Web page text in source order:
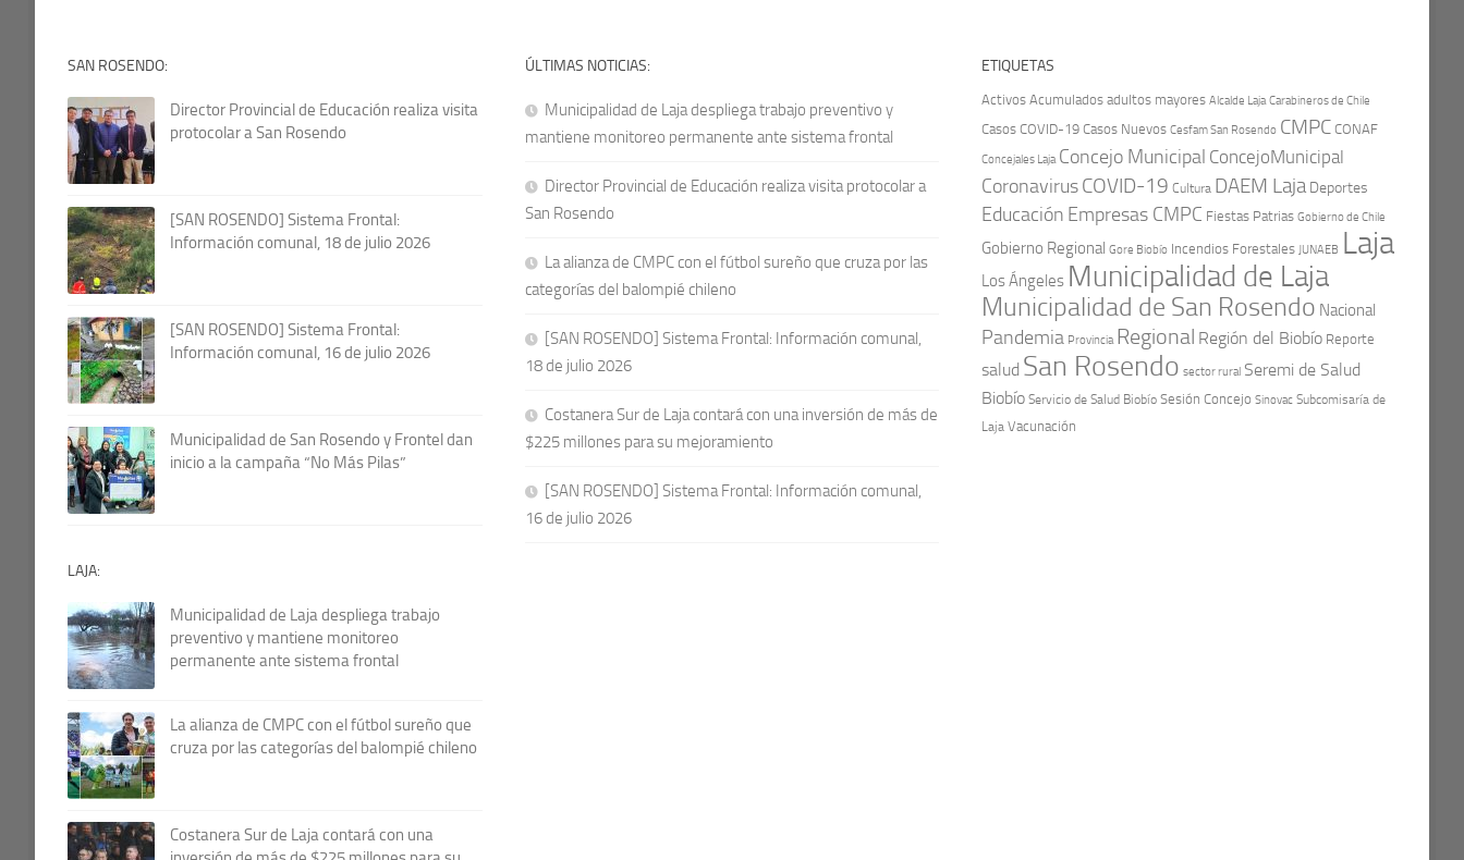
SAN ROSENDO:
Director Provincial de Educación realiza visita
protocolar a San Rosendo
[SAN ROSENDO] Sistema Frontal:
Información comunal, 18 de julio 2026
[SAN ROSENDO] Sistema Frontal:
Información comunal, 16 de julio 2026
Municipalidad de San Rosendo y Frontel dan
inicio a la campaña “No Más Pilas”
LAJA:
Municipalidad de Laja despliega trabajo
preventivo y mantiene monitoreo
permanente ante sistema frontal
La alianza de CMPC con el fútbol sureño que
cruza por las categorías del balompié chileno
Costanera Sur de Laja contará con una
ÚLTIMAS NOTICIAS:
Municipalidad de Laja despliega trabajo preventivo y
mantiene monitoreo permanente ante sistema frontal
Director Provincial de Educación realiza visita protocolar a
San Rosendo
La alianza de CMPC con el fútbol sureño que cruza por las
categorías del balompié chileno
[SAN ROSENDO] Sistema Frontal: Información comunal,
18 de julio 2026
Costanera Sur de Laja contará con una inversión de más de
$225 millones para su mejoramiento
[SAN ROSENDO] Sistema Frontal: Información comunal,
16 de julio 2026
ETIQUETAS
Activos Acumulados adultos mayores Alcalde Laja Carabineros de Chile
Casos COVID-19 Casos Nuevos Cesfam San Rosendo CMPC CONAF
Concejales Laja Concejo Municipal ConcejoMunicipal
CoronavirusCOVID-19 Cultura DAEM Laja Deportes
Educación Empresas CMPC Fiestas Patrias Gobierno de Chile
Gobierno Regional Gore Biobío Incendios Forestales JUNAEB Laja
Los Ángeles Municipalidad de Laja
Municipalidad de San Rosendo Nacional
Pandemia Provincia Regional Región del Biobío Reporte
salud San Rosendo sector rural Seremi de Salud
Biobío Servicio de Salud Biobío Sesión Concejo Sinovac Subcomisaría de
Laja Vacunación